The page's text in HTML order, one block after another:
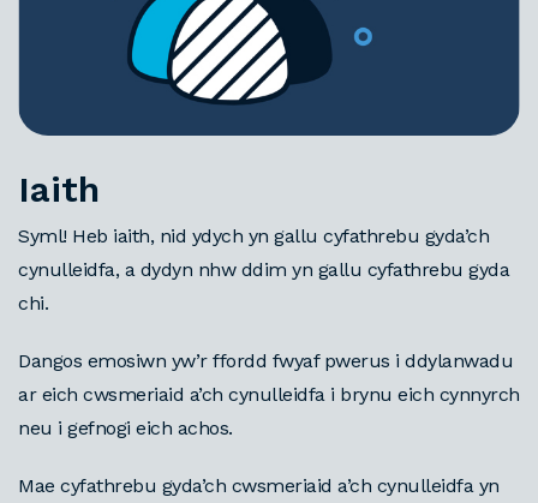
Iaith
Syml! Heb iaith, nid ydych yn gallu cyfathrebu gyda’ch
cynulleidfa, a dydyn nhw ddim yn gallu cyfathrebu gyda
chi.
Dangos emosiwn yw’r ffordd fwyaf pwerus i ddylanwadu
ar eich cwsmeriaid a’ch cynulleidfa i brynu eich cynnyrch
neu i gefnogi eich achos.
Mae cyfathrebu gyda’ch cwsmeriaid a’ch cynulleidfa yn